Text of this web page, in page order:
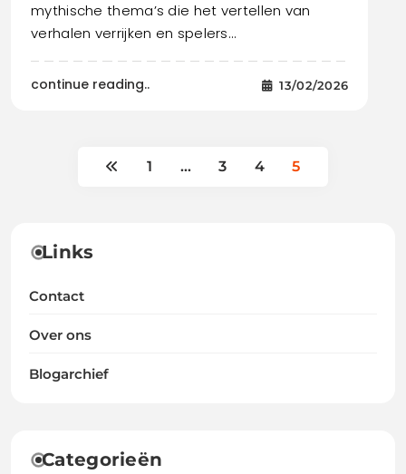
mythische thema’s die het vertellen van
verhalen verrijken en spelers…
continue reading.. 13/02/2026
1 … 3 4 5
Links
Contact
Over ons
Blogarchief
Categorieën